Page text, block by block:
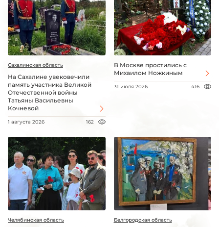
Сахалинская область
На Сахалине увековечили
память участника Великой
Отечественной войны
Татьяны Васильевны
Кочневой
1 августа 2026 162
В Москве простились с
Михаилом Ножкиным
31 июля 2026 416
Челябинская область Белгородская область